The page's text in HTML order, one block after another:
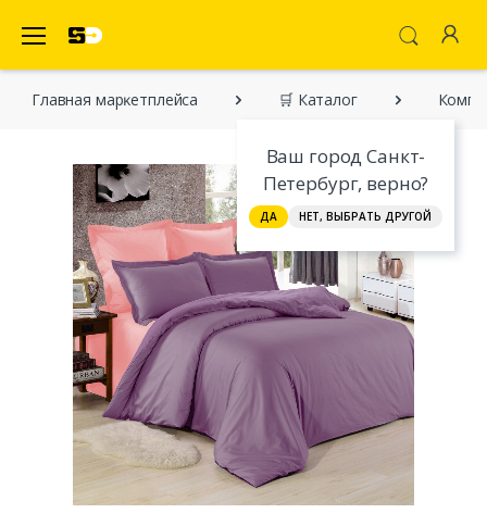
Ваш город Санкт-
Петербург, верно?
ДА НЕТ, ВЫБРАТЬ ДРУГОЙ
Главная марĸетплейса 🛒 Каталог